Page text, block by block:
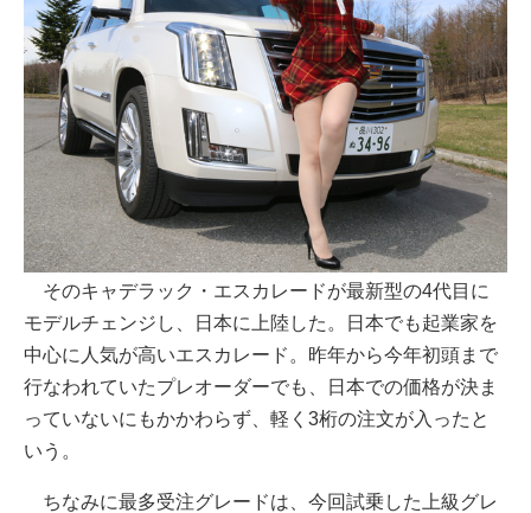
そのキャデラック・エスカレードが最新型の4代目に
モデルチェンジし、日本に上陸した。日本でも起業家を
中心に人気が高いエスカレード。昨年から今年初頭まで
行なわれていたプレオーダーでも、日本での価格が決ま
っていないにもかかわらず、軽く3桁の注文が入ったと
いう。
ちなみに最多受注グレードは、今回試乗した上級グレ